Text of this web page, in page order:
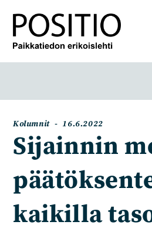
Artikkelin
kategoria:
Kolumnit
Artikkeli
julkaistu:
16.6.2022
Sijainnin
kaikilla